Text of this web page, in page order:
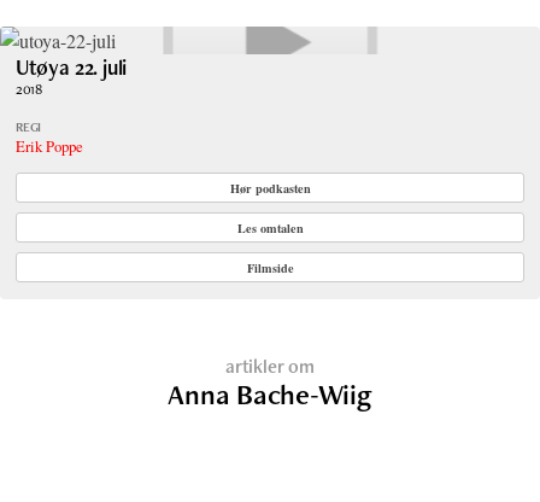
Utøya 22. juli
2018
REGI
Erik Poppe
Hør podkasten
Les omtalen
Filmside
artikler om
Anna Bache-Wiig